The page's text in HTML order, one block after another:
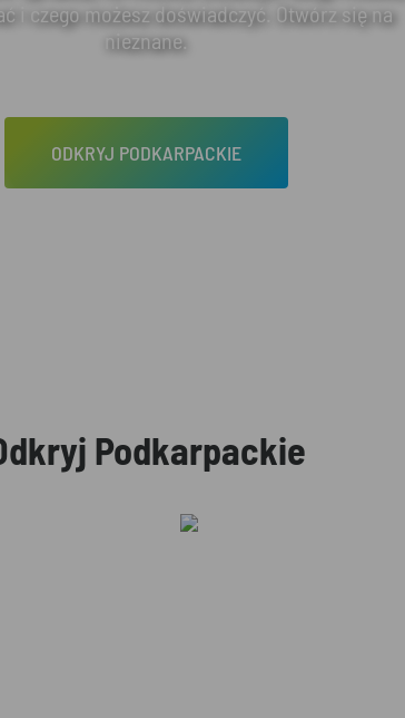
i czego możesz doświadczyć. Otwórz się na
nieznane.
ODKRYJ PODKARPACKIE
Podkarpackie